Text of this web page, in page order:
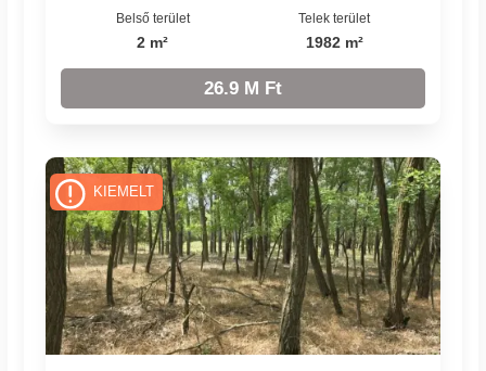
Belső terület
2 m²
Telek terület
1982 m²
26.9 M Ft
KIEMELT